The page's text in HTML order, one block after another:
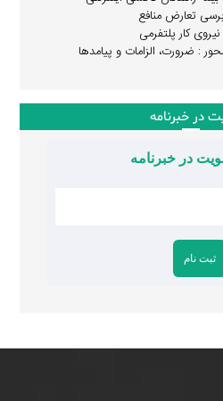
تعارض منافع
کار پلتفرمی
: ضرورت، الزامات و پیامدها
در خبرنامه
در خبرنامه